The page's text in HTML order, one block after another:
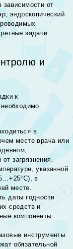
от
эндоскопический
задачи
и
к
необходимо
в
месте врача или
загрязнения.
указанной
в
месте.
даты годности
средств и
компоненты
инструменты
обязательной